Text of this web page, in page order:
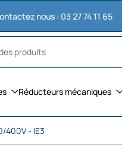
: 03 27 74 11 65
Réducteurs mécaniques
400V - IE3